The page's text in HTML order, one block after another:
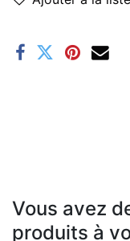
Vous avez
produits à